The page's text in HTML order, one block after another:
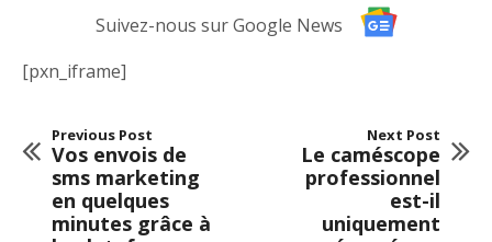
Suivez-nous sur Google News
[pxn_iframe]
Previous Post
Vos envois de
sms marketing
en quelques
minutes grâce à
Next Post
Le caméscope
professionnel
est-il
uniquement